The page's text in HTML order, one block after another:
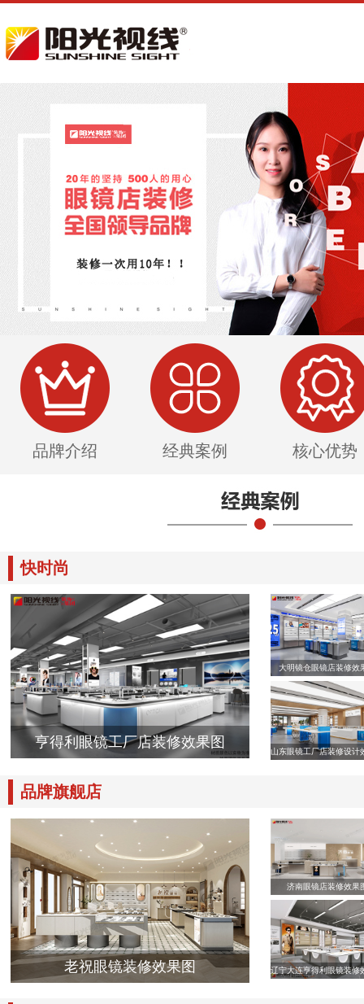
品牌介绍 经典案例 核心优势
快时尚
亨得利眼镜工厂店装修效果图
大明镜仓眼镜店装修效
山东眼镜工厂店装修设计
品牌旗舰店
老祝眼镜装修效果图
济南眼镜店装修效果
辽宁大连亨得利眼镜装修